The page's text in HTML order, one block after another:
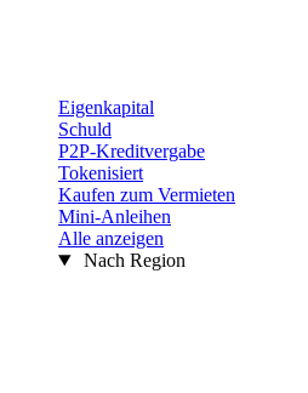
Eigenkapital
Schuld
P2P-Kreditvergabe
Tokenisiert
Kaufen zum Vermieten
Mini-Anleihen
Alle anzeigen
Nach Region